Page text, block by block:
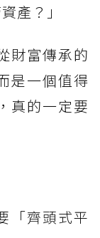
產？」
財富傳承的
是一個值得
真的一定要
「齊頭式平